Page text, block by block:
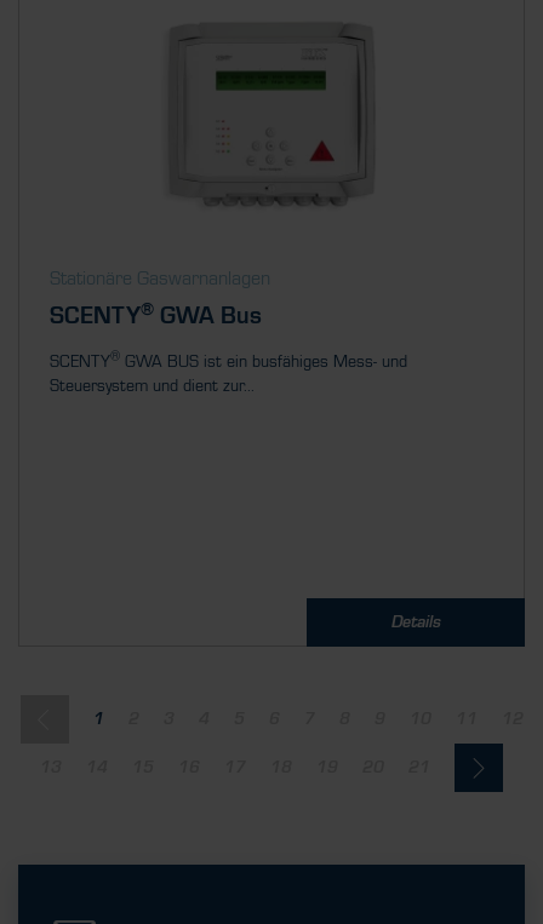
Stationäre Gaswarnanlagen
SCENTY® GWA Bus
SCENTY® GWA BUS ist ein busfähiges Mess- und
Steuersystem und dient zur...
Details
1